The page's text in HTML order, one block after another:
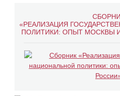
«РЕАЛИЗАЦИЯ
ПОЛИТИКИ: ОПЫТ МОСКВЫ